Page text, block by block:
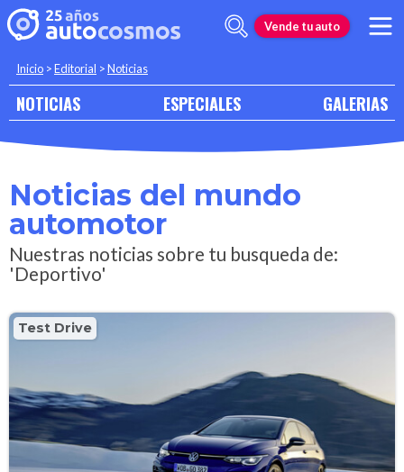
Vende tu auto
Inicio >Editorial >Noticias
NOTICIAS ESPECIALES GALERIAS
Noticias del mundo
automotor
Nuestras noticias sobre tu busqueda de:
'Deportivo'
Test Drive